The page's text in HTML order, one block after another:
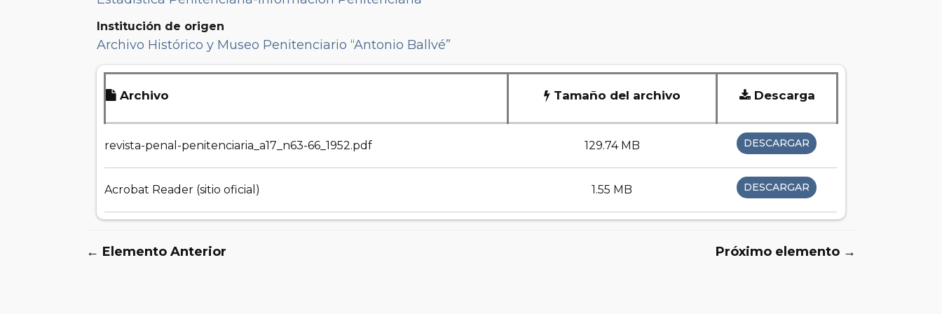
Institución de origen
Archivo Histórico y Museo Penitenciario “Antonio Ballvé”
Archivo Tamaño del archivo Descarga
revista-penal-penitenciaria_a17_n63-66_1952.pdf 129.74 MB DESCARGAR
Acrobat Reader (sitio oficial) 1.55 MB DESCARGAR
← Elemento Anterior Próximo elemento →